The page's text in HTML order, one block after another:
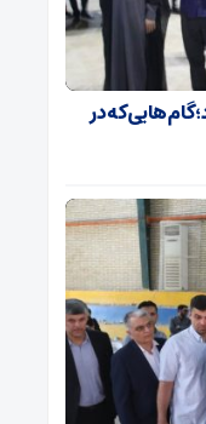
گام‌هایی که در